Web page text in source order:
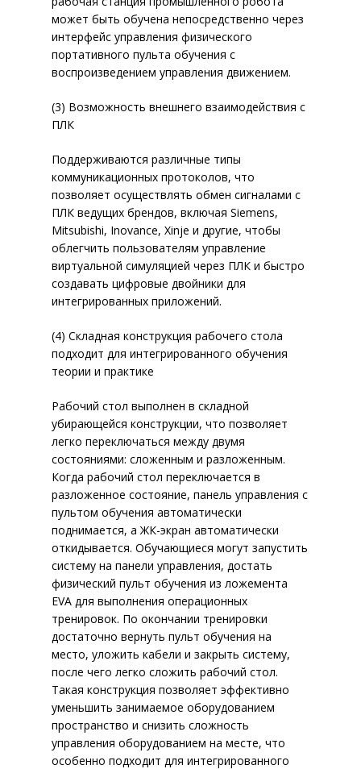
может быть обучена непосредственно через
интерфейс управления физического
портативного пульта обучения с
воспроизведением управления движением.
(3) Возможность внешнего взаимодействия с
ПЛК
Поддерживаются различные типы
коммуникационных протоколов, что
позволяет осуществлять обмен сигналами с
ПЛК ведущих брендов, включая Siemens,
Mitsubishi, Inovance, Xinje и другие, чтобы
облегчить пользователям управление
виртуальной симуляцией через ПЛК и быстро
создавать цифровые двойники для
интегрированных приложений.
(4) Складная конструкция рабочего стола
подходит для интегрированного обучения
теории и практике
Рабочий стол выполнен в складной
убирающейся конструкции, что позволяет
легко переключаться между двумя
состояниями: сложенным и разложенным.
Когда рабочий стол переключается в
разложенное состояние, панель управления с
пультом обучения автоматически
поднимается, а ЖК-экран автоматически
откидывается. Обучающиеся могут запустить
систему на панели управления, достать
физический пульт обучения из ложемента
EVA для выполнения операционных
тренировок. По окончании тренировки
достаточно вернуть пульт обучения на
место, уложить кабели и закрыть систему,
после чего легко сложить рабочий стол.
Такая конструкция позволяет эффективно
уменьшить занимаемое оборудованием
пространство и снизить сложность
управления оборудованием на месте, что
особенно подходит для интегрированного
СИСТЕМА
БЕЗОПАСНОСТИ И РАЗВИТИЯ
ИНФРАСТРУКТУРЫ
СИСТЕМА ДЛЯ
ВИДЕОНАБЛЮДЕНИЕ
СКАЧАТЬ